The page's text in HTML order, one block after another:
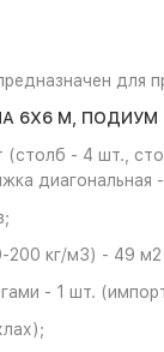
для
6Х6 М,
- 4 шт.,
диагональная
кг/м3) - 49 м2
- 1 шт.